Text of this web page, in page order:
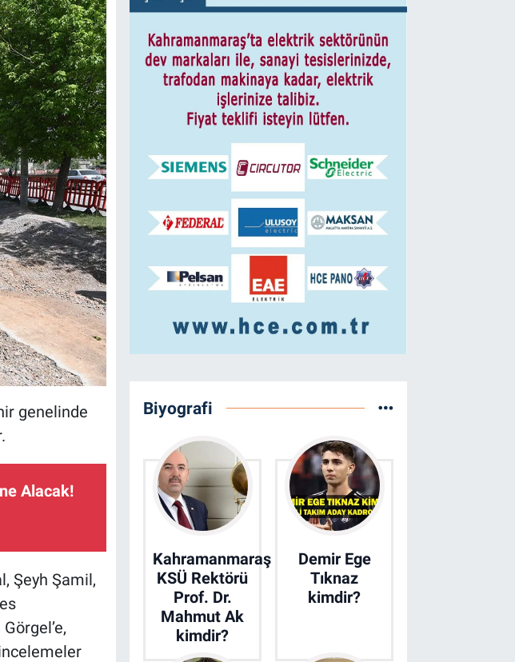
genelinde
Alacak!
Şeyh Şamil,
Biyografi
Kahramanmaraş
KSÜ Rektörü
Prof. Dr.
Mahmut Ak
kimdir?
Demir Ege
Tıknaz
kimdir?